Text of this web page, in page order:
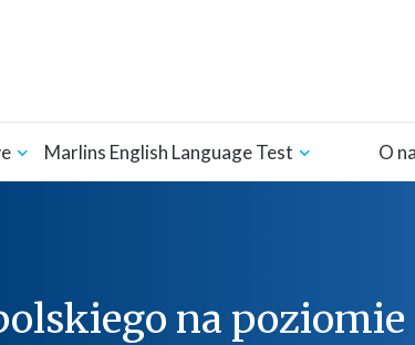
Marlins English Language Test O
na poziomie